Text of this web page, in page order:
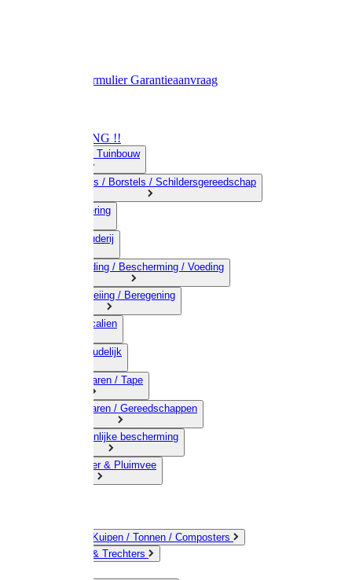
RetourformulierGarantieaanvraag
OPRUIMING !!
01) Land-& Tuinbouw
02) Bezems / Borstels / Schildersgereedschap
03) Afrastering
04) Veehouderij
05) Bestrijding / Bescherming / Voeding
06) Besproeiing / Beregening
07) Chemicalien
08) Huishoudelijk
09) Touwwaren / Tape
10) IJzerwaren / Gereedschappen
11) Persoonlijke bescherming
12) Kleindier & Pluimvee
Emmers / Kuipen / Tonnen / Composters
Jerrycans & Trechters